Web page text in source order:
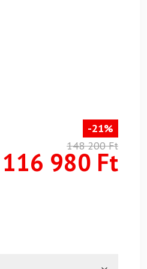
-21%
148 200 Ft
116 980 Ft